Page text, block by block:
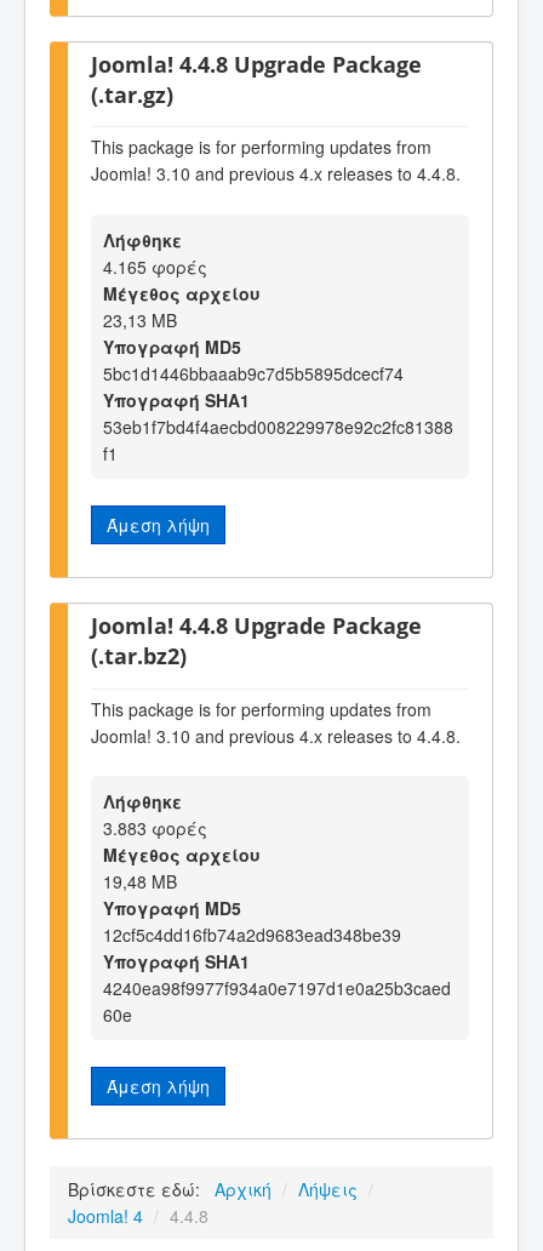
Joomla! 4.4.8 Upgrade Package
(.tar.gz)
This package is for performing updates from
Joomla! 3.10 and previous 4.x releases to 4.4.8.
Λήφθηκε
4.165 φορές
Μέγεθος αρχείου
23,13 MB
Υπογραφή MD5
5bc1d1446bbaaab9c7d5b5895dcecf74
Υπογραφή SHA1
53eb1f7bd4f4aecbd008229978e92c2fc81388
f1
Άμεση λήψη
Joomla! 4.4.8 Upgrade Package
(.tar.bz2)
This package is for performing updates from
Joomla! 3.10 and previous 4.x releases to 4.4.8.
Λήφθηκε
3.883 φορές
Μέγεθος αρχείου
19,48 MB
Υπογραφή MD5
12cf5c4dd16fb74a2d9683ead348be39
Υπογραφή SHA1
4240ea98f9977f934a0e7197d1e0a25b3caed
60e
Άμεση λήψη
Βρίσκεστε εδώ: Αρχική / Λήψεις /
Joomla! 4 / 4.4.8